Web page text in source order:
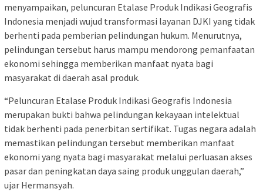
menyampaikan, peluncuran Etalase Produk Indikasi Geografis
Indonesia menjadi wujud transformasi layanan DJKI yang tidak
berhenti pada pemberian pelindungan hukum. Menurutnya,
pelindungan tersebut harus mampu mendorong pemanfaatan
ekonomi sehingga memberikan manfaat nyata bagi
masyarakat di daerah asal produk.
“Peluncuran Etalase Produk Indikasi Geografis Indonesia
merupakan bukti bahwa pelindungan kekayaan intelektual
tidak berhenti pada penerbitan sertifikat. Tugas negara adalah
memastikan pelindungan tersebut memberikan manfaat
ekonomi yang nyata bagi masyarakat melalui perluasan akses
pasar dan peningkatan daya saing produk unggulan daerah,”
ujar Hermansyah.